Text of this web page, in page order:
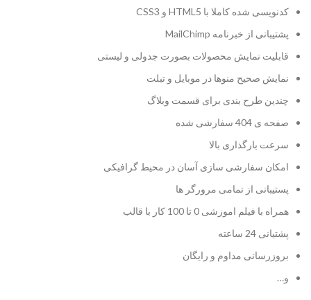
کدنویسی شده کاملا با HTML5 و CSS3
پشتیبانی از خبرنامه MailChimp
قابلیت نمایش محصولات بصورت جدولی و لیستی
نمایش صحیح منوها در موبایل و تبلت
چندین طرح بندی برای قسمت وبلاگ
صفحه ی 404 سفارشی شده
سرعت بارگذاری بالا
امکان سفارشی سازی آسان در محیط گرافیکی
پستیبانی از تمامی مرورگر ها
همراه با فیلم اموزشی 0 تا 100 کار با قالب
پشتیانی 24 ساعته
بروزرسانی مداوم و رایگان
و…